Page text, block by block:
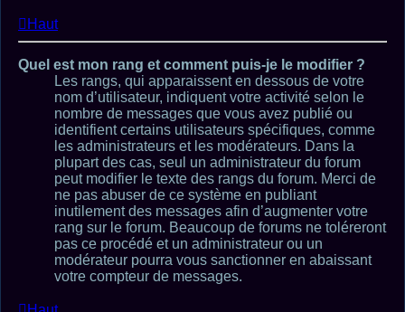
Haut
Quel est mon rang et comment puis-je le modifier ?
Les rangs, qui apparaissent en dessous de votre
nom d’utilisateur, indiquent votre activité selon le
nombre de messages que vous avez publié ou
identifient certains utilisateurs spécifiques, comme
les administrateurs et les modérateurs. Dans la
plupart des cas, seul un administrateur du forum
peut modifier le texte des rangs du forum. Merci de
ne pas abuser de ce système en publiant
inutilement des messages afin d’augmenter votre
rang sur le forum. Beaucoup de forums ne toléreront
pas ce procédé et un administrateur ou un
modérateur pourra vous sanctionner en abaissant
votre compteur de messages.